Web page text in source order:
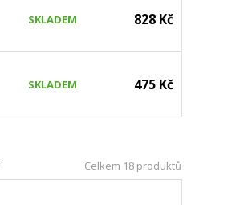
SKLADEM 828 Kč
SKLADEM 475 Kč
Celkem 18 produktů